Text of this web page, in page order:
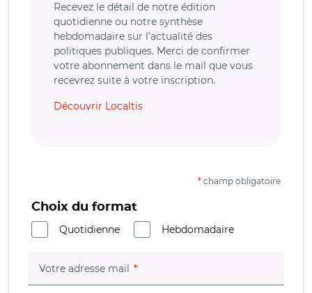
Recevez le détail de notre édition
quotidienne ou notre synthèse
hebdomadaire sur l’actualité des
politiques publiques. Merci de confirmer
votre abonnement dans le mail que vous
recevrez suite à votre inscription.
Découvrir Localtis
* champ obligatoire
Choix du format
Quotidienne
Hebdomadaire
Votre adresse mail (champ obligatoire)